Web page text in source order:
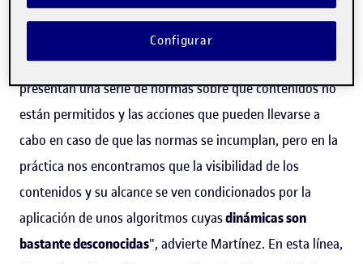
plataformas con este baneado y qué criterios usan.
Obviamente, la mayoría de las plataformas
de forma explícita esta práctica. "Estas compañías
presentan una serie de normas sobre qué contenidos no
están permitidos y las acciones que pueden llevarse a
cabo en caso de que las normas se incumplan, pero en la
práctica nos encontramos que la visibilidad de los
contenidos y su alcance se ven condicionados por la
aplicación de unos algoritmos cuyasdinámicas son
bastante desconocidas", advierte Martínez. En esta línea,
Configurar